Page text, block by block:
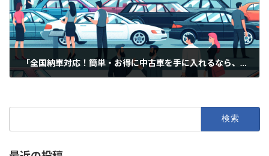
「全国納車対応！簡単・お得に中古車を手に入れるなら、私たちにお任せ！」